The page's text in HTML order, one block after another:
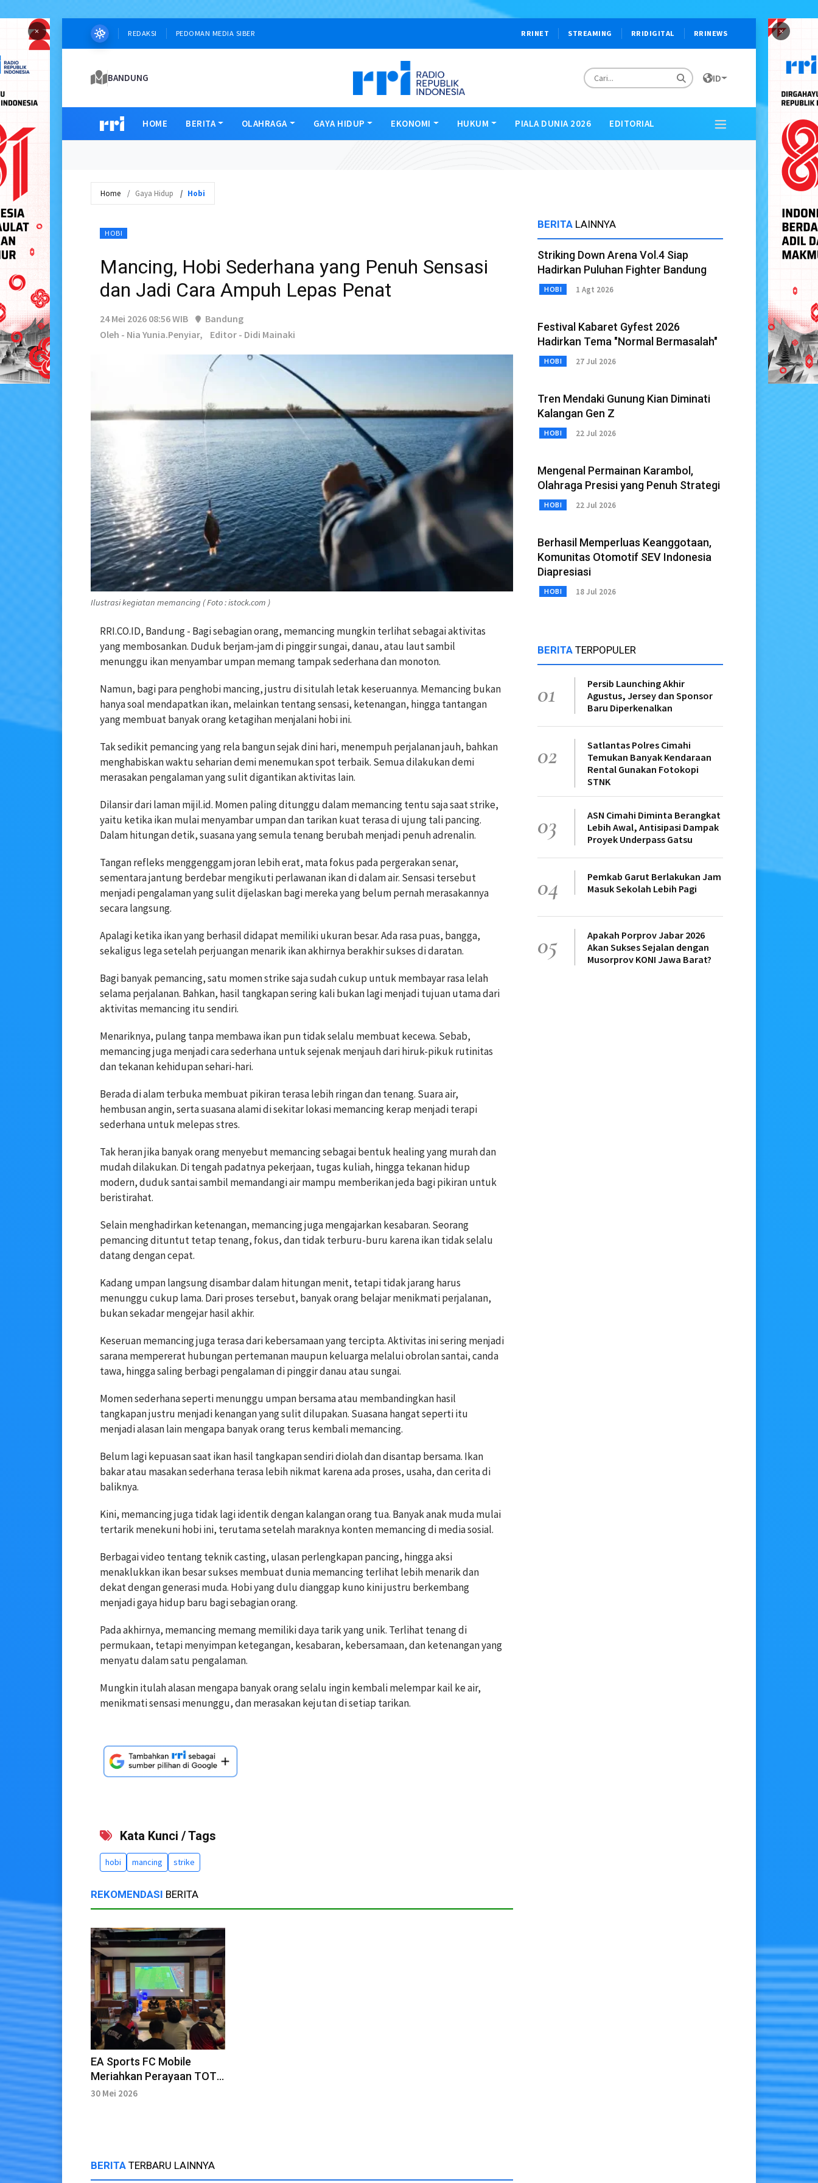
× ×
REDAKSI PEDOMAN MEDIA SIBER RRINET STREAMING RRIDIGITAL RRINEWS
BANDUNG ID
HOME BERITA OLAHRAGA GAYA HIDUP EKONOMI HUKUM PIALA DUNIA 2026 EDITORIAL
Home Gaya Hidup Hobi
HOBI
Mancing, Hobi Sederhana yang Penuh Sensasi
dan Jadi Cara Ampuh Lepas Penat
24 Mei 2026 08:56 WIB
Bandung
Oleh - Nia Yunia.Penyiar,
Editor - Didi Mainaki
Ilustrasi kegiatan memancing ( Foto : istock.com )
RRI.CO.ID, Bandung - Bagi sebagian orang, memancing mungkin terlihat sebagai aktivitas
yang membosankan. Duduk berjam-jam di pinggir sungai, danau, atau laut sambil
menunggu ikan menyambar umpan memang tampak sederhana dan monoton.
Namun, bagi para penghobi mancing, justru di situlah letak keseruannya. Memancing bukan
hanya soal mendapatkan ikan, melainkan tentang sensasi, ketenangan, hingga tantangan
yang membuat banyak orang ketagihan menjalani hobi ini.
Tak sedikit pemancing yang rela bangun sejak dini hari, menempuh perjalanan jauh, bahkan
menghabiskan waktu seharian demi menemukan spot terbaik. Semua dilakukan demi
merasakan pengalaman yang sulit digantikan aktivitas lain.
Dilansir dari laman mijil.id. Momen paling ditunggu dalam memancing tentu saja saat strike,
yaitu ketika ikan mulai menyambar umpan dan tarikan kuat terasa di ujung tali pancing.
Dalam hitungan detik, suasana yang semula tenang berubah menjadi penuh adrenalin.
Tangan refleks menggenggam joran lebih erat, mata fokus pada pergerakan senar,
sementara jantung berdebar mengikuti perlawanan ikan di dalam air. Sensasi tersebut
menjadi pengalaman yang sulit dijelaskan bagi mereka yang belum pernah merasakannya
secara langsung.
Apalagi ketika ikan yang berhasil didapat memiliki ukuran besar. Ada rasa puas, bangga,
sekaligus lega setelah perjuangan menarik ikan akhirnya berakhir sukses di daratan.
Bagi banyak pemancing, satu momen strike saja sudah cukup untuk membayar rasa lelah
selama perjalanan. Bahkan, hasil tangkapan sering kali bukan lagi menjadi tujuan utama dari
aktivitas memancing itu sendiri.
Menariknya, pulang tanpa membawa ikan pun tidak selalu membuat kecewa. Sebab,
memancing juga menjadi cara sederhana untuk sejenak menjauh dari hiruk-pikuk rutinitas
dan tekanan kehidupan sehari-hari.
Berada di alam terbuka membuat pikiran terasa lebih ringan dan tenang. Suara air,
hembusan angin, serta suasana alami di sekitar lokasi memancing kerap menjadi terapi
sederhana untuk melepas stres.
Tak heran jika banyak orang menyebut memancing sebagai bentuk healing yang murah dan
mudah dilakukan. Di tengah padatnya pekerjaan, tugas kuliah, hingga tekanan hidup
modern, duduk santai sambil memandangi air mampu memberikan jeda bagi pikiran untuk
beristirahat.
Selain menghadirkan ketenangan, memancing juga mengajarkan kesabaran. Seorang
pemancing dituntut tetap tenang, fokus, dan tidak terburu-buru karena ikan tidak selalu
datang dengan cepat.
Kadang umpan langsung disambar dalam hitungan menit, tetapi tidak jarang harus
menunggu cukup lama. Dari proses tersebut, banyak orang belajar menikmati perjalanan,
bukan sekadar mengejar hasil akhir.
Keseruan memancing juga terasa dari kebersamaan yang tercipta. Aktivitas ini sering menjadi
sarana mempererat hubungan pertemanan maupun keluarga melalui obrolan santai, canda
tawa, hingga saling berbagi pengalaman di pinggir danau atau sungai.
Momen sederhana seperti menunggu umpan bersama atau membandingkan hasil
tangkapan justru menjadi kenangan yang sulit dilupakan. Suasana hangat seperti itu
menjadi alasan lain mengapa banyak orang terus kembali memancing.
Belum lagi kepuasan saat ikan hasil tangkapan sendiri diolah dan disantap bersama. Ikan
bakar atau masakan sederhana terasa lebih nikmat karena ada proses, usaha, dan cerita di
baliknya.
Kini, memancing juga tidak lagi identik dengan kalangan orang tua. Banyak anak muda mulai
tertarik menekuni hobi ini, terutama setelah maraknya konten memancing di media sosial.
Berbagai video tentang teknik casting, ulasan perlengkapan pancing, hingga aksi
menaklukkan ikan besar sukses membuat dunia memancing terlihat lebih menarik dan
dekat dengan generasi muda. Hobi yang dulu dianggap kuno kini justru berkembang
menjadi gaya hidup baru bagi sebagian orang.
Pada akhirnya, memancing memang memiliki daya tarik yang unik. Terlihat tenang di
permukaan, tetapi menyimpan ketegangan, kesabaran, kebersamaan, dan ketenangan yang
menyatu dalam satu pengalaman.
Mungkin itulah alasan mengapa banyak orang selalu ingin kembali melempar kail ke air,
menikmati sensasi menunggu, dan merasakan kejutan di setiap tarikan.
Kata Kunci / Tags
hobi mancing strike
REKOMENDASI BERITA
EA Sports FC Mobile
Meriahkan Perayaan TOTS
Bersama Komunitas
30 Mei 2026
BERITA TERBARU LAINNYA
BERITA LAINNYA
Striking Down Arena Vol.4 Siap
Hadirkan Puluhan Fighter Bandung
HOBI 1 Agt 2026
Festival Kabaret Gyfest 2026
Hadirkan Tema "Normal Bermasalah"
HOBI 27 Jul 2026
Tren Mendaki Gunung Kian Diminati
Kalangan Gen Z
HOBI 22 Jul 2026
Mengenal Permainan Karambol,
Olahraga Presisi yang Penuh Strategi
HOBI 22 Jul 2026
Berhasil Memperluas Keanggotaan,
Komunitas Otomotif SEV Indonesia
Diapresiasi
HOBI 18 Jul 2026
BERITA TERPOPULER
01
Persib Launching Akhir
Agustus, Jersey dan Sponsor
Baru Diperkenalkan
02
Satlantas Polres Cimahi
Temukan Banyak Kendaraan
Rental Gunakan Fotokopi
STNK
03
ASN Cimahi Diminta Berangkat
Lebih Awal, Antisipasi Dampak
Proyek Underpass Gatsu
04
Pemkab Garut Berlakukan Jam
Masuk Sekolah Lebih Pagi
05
Apakah Porprov Jabar 2026
Akan Sukses Sejalan dengan
Musorprov KONI Jawa Barat?